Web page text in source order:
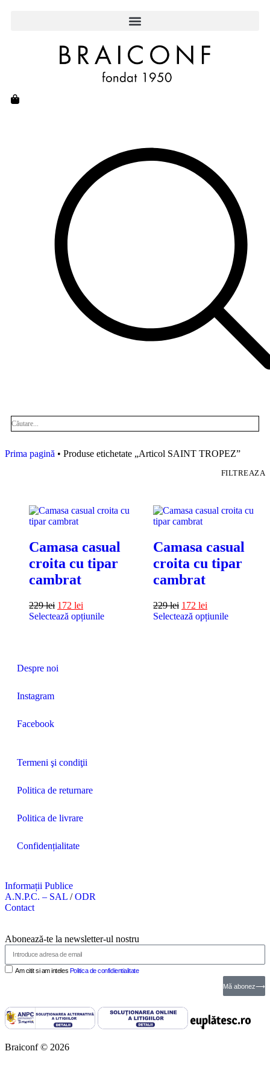
Prima pagină • Produse etichetate „Articol SAINT TROPEZ”
FILTREAZA
Camasa casual
croita cu tipar
cambrat
229lei 172 lei
Selectează opțiunile
Camasa casual
croita cu tipar
cambrat
229lei 172 lei
Selectează opțiunile
Despre noi
Instagram
Facebook
Termeni şi condiţii
Politica de returnare
Politica de livrare
Confidențialitate
Informații Publice
A.N.P.C. – SAL /ODR
Contact
Abonează-te la newsletter-ul nostru
Am citit si am inteles Politica de confidientialitate
Mă abonez⟶
Braiconf © 2026